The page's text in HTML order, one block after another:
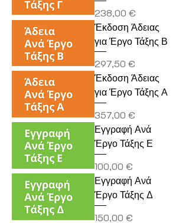
Τιμή
238,00 €
Έκδοση Άδειας
για Έργο Τάξης Β
Τιμή
297,50 €
Έκδοση Άδειας
για Έργο Τάξης Α
Τιμή
357,00 €
Εγγραφή Ανά
Έργο Τάξης Ε
Τιμή
100,00 €
Εγγραφή Ανά
Έργο Τάξης Δ
Τιμή
150,00 €